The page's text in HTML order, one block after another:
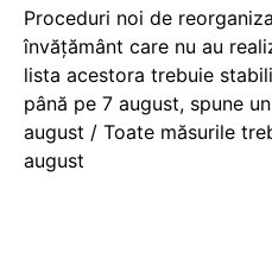
Proceduri noi de
învățământ care nu au
lista acestora trebuie
până pe 7 august, spune
august / Toate măsurile
august